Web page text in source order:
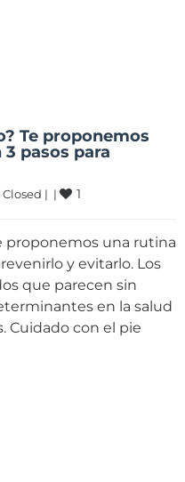
Te proponemos
pasos para
| | 1
proponemos una rutina
y evitarlo. Los
que parecen sin
en la salud
Cuidado con el pie